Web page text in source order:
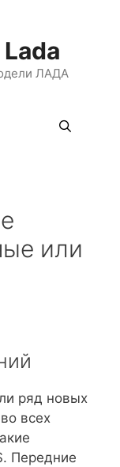
ЛАДА
или
ряд новых
всех
Передние